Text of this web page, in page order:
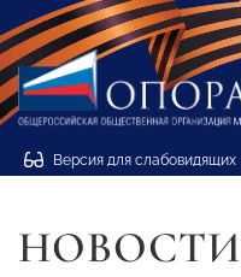
Версия для слабовидящих
НОВОСТИ